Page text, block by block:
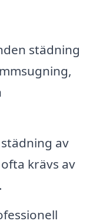
städning
av
krävs av